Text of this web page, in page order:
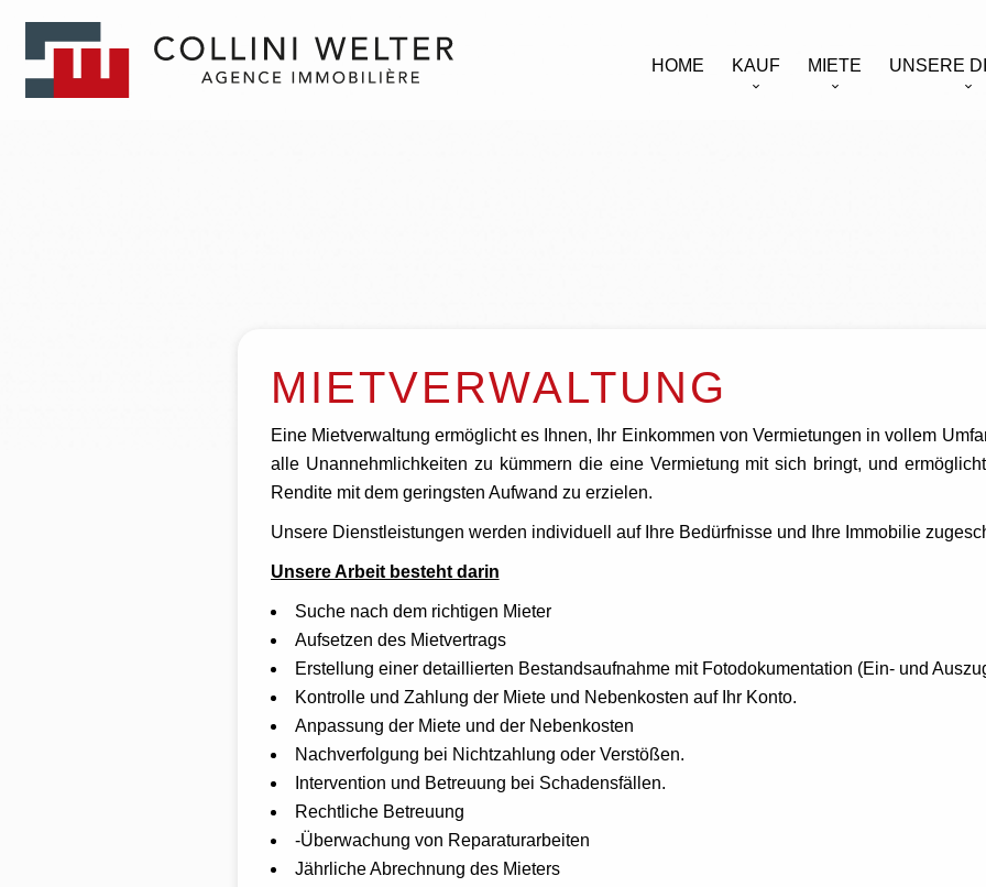
HOME KAUF MIETE UNSERE
MIETVERWALTUNG
Eine Mietverwaltung ermöglicht es Ihnen, Ihr Einkommen von Vermietungen in vollem
alle Unannehmlichkeiten zu kümmern die eine Vermietung mit sich bringt, und
Rendite mit dem geringsten Aufwand zu erzielen.
Unsere Dienstleistungen werden individuell auf Ihre Bedürfnisse und Ihre Immobilie
Unsere Arbeit besteht darin
Suche nach dem richtigen Mieter
Aufsetzen des Mietvertrags
Erstellung einer detaillierten Bestandsaufnahme mit Fotodokumentation (Ein- und
Kontrolle und Zahlung der Miete und Nebenkosten auf Ihr Konto.
Anpassung der Miete und der Nebenkosten
Nachverfolgung bei Nichtzahlung oder Verstößen.
Intervention und Betreuung bei Schadensfällen.
Rechtliche Betreuung
-Überwachung von Reparaturarbeiten
Jährliche Abrechnung des Mieters